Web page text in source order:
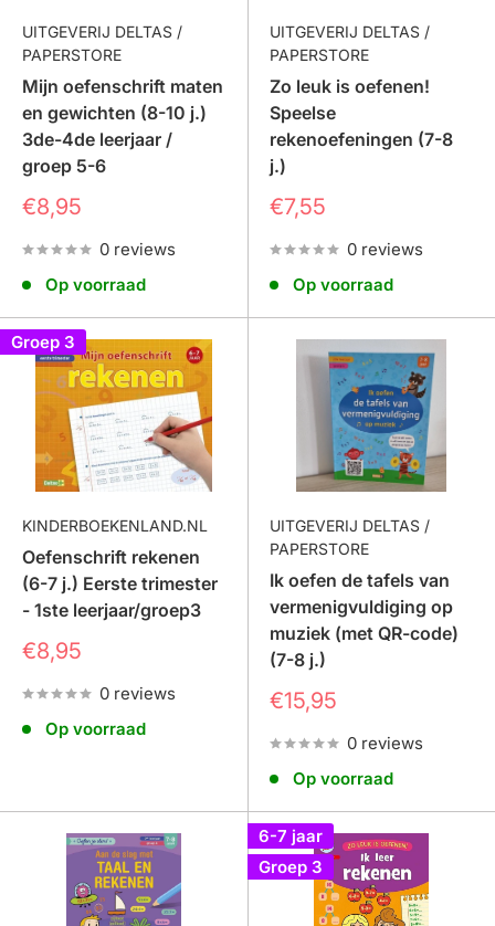
rekenen met maten, tijd en eenvoudige sommen
Je kunt kiezen voor losse oefenboekjes of voor
complete oefenpakketten
met meerdere rekenboekjes
en extra oefenmateriaal. Zo kan je kind stap voor stap
oefenen.
een groot verschil maken. Met de juiste oefenboekjes
wordt rekenen niet alleen leerzaam, maar ook leuk.
UITGEVERIJ DELTAS /
PAPERSTORE
Mijn oefenschrift maten
en gewichten (8-10 j.)
3de-4de leerjaar /
groep 5-6
Prijs
€8,95
0 reviews
Op voorraad
UITGEVERIJ DELTAS /
PAPERSTORE
Zo leuk is oefenen!
Speelse
rekenoefeningen (7-8
j.)
Prijs
€7,55
0 reviews
Op voorraad
Groep 3
KINDERBOEKENLAND.NL
Oefenschrift rekenen
(6-7 j.) Eerste trimester
- 1ste leerjaar/groep3
Prijs
€8,95
0 reviews
Op voorraad
UITGEVERIJ DELTAS /
PAPERSTORE
Ik oefen de tafels van
vermenigvuldiging op
muziek (met QR-code)
(7-8 j.)
Prijs
€15,95
0 reviews
Op voorraad
6-7 jaar
Groep 3